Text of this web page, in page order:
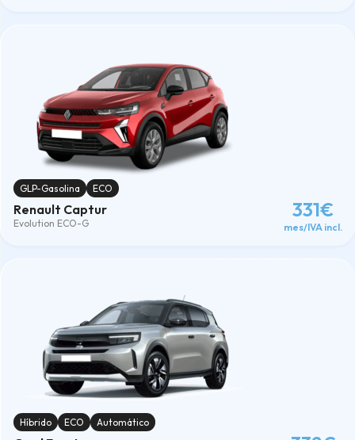
GLP-Gasolina ECO
Renault Captur
Evolution ECO-G
331€
mes/IVA incl.
Híbrido ECO Automático